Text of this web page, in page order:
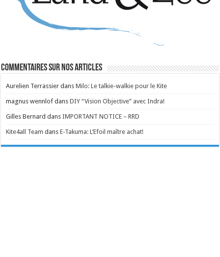
Commentaires sur nos articles
Aurelien Terrassier dansMilo: Le talkie-walkie pour le Kite
magnus wennlof dansDIY “Vision Objective” avec Indra!
Gilles Bernard dansIMPORTANT NOTICE – RRD
Kite4all Team dansE-Takuma: L’Efoil maître achat!